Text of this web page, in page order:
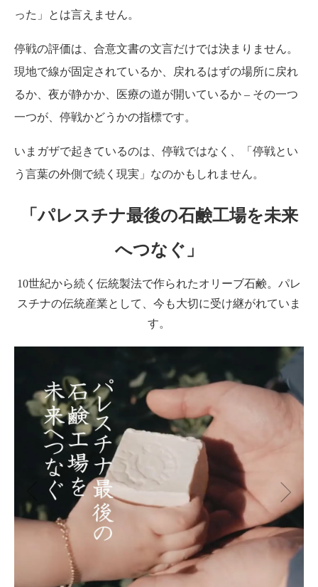
った」とは言えません。
停戦の評価は、合意文書の文言だけでは決まりません。
現地で線が固定されているか、戻れるはずの場所に戻れ
るか、夜が静かか、医療の道が開いているか – その一つ
一つが、停戦かどうかの指標です。
いまガザで起きているのは、停戦ではなく、「停戦とい
う言葉の外側で続く現実」なのかもしれません。
「パレスチナ最後の石鹸工場を未来
へつなぐ」
10世紀から続く伝統製法で作られたオリーブ石鹸。パレ
スチナの伝統産業として、今も大切に受け継がれていま
す。